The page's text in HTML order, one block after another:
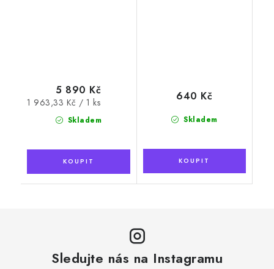
Skladem
5 890 Kč
Měrná
1 963,33 Kč / 1 ks
Skladem
640 Kč
Sledujte nás na Instagramu